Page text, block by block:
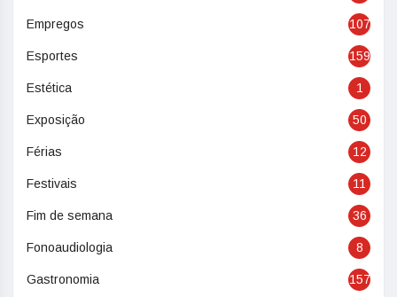
Empregos 107
Esportes 159
Estética 1
Exposição 50
Férias 12
Festivais 11
Fim de semana 36
Fonoaudiologia 8
Gastronomia 157